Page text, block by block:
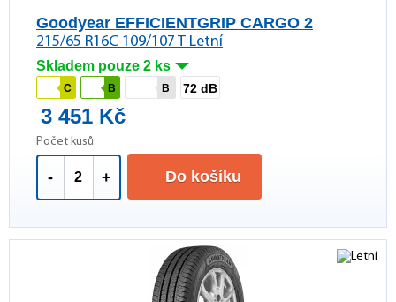
Goodyear EFFICIENTGRIP CARGO 2
215/65 R16C 109/107 T Letní
Skladem pouze 2 ks
C B B 72 dB
3 451 Kč
Počet kusů:
- + Do košíku